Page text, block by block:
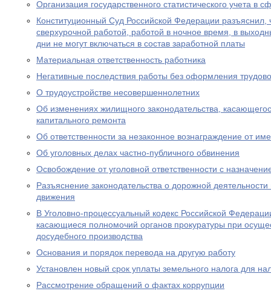
Организация государственного статистического учета в
Конституционный Суд Российской Федерации разъяснил,
сверхурочной работой, работой в ночное время, в
дни не могут включаться в состав заработной платы
Материальная ответственность работника
Негативные последствия работы без оформления
О трудоустройстве несовершеннолетних
Об изменениях жилищного законодательства,
капитального ремонта
Об ответственности за незаконное вознаграждение от
Об уголовных делах частно-публичного обвинения
Освобождение от уголовной ответственности с
Разъяснение законодательства о дорожной
движения
В Уголовно-процессуальный кодекс Российской
касающиеся полномочий органов прокуратуры при
досудебного производства
Основания и порядок перевода на другую работу
Установлен новый срок уплаты земельного налога для
Рассмотрение обращений о фактах коррупции